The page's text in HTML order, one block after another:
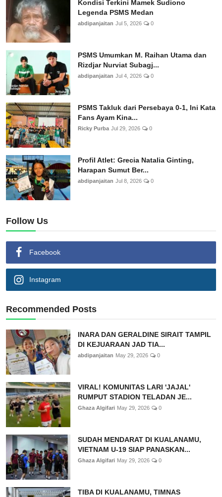
Kondisi Terkini Mamek Sudiono
Legenda PSMS Medan
abdipanjaitan Jul 5, 2026 0
PSMS Umumkan M. Raihan Utama dan
Rizdjar Nurviat Subagj...
abdipanjaitan Jul 4, 2026 0
PSMS Takluk dari Persebaya 0-1, Ini Kata
Fans Ayam Kina...
Ricky Purba Jul 29, 2026 0
Profil Atlet: Grecia Natalia Ginting,
Harapan Sumut Ber...
abdipanjaitan Jul 8, 2026 0
Follow Us
Facebook
Instagram
Recommended Posts
INARA DAN GERALDINE SIRAIT TAMPIL
DI KEJUARAAN JAD TIA...
abdipanjaitan May 29, 2026 0
VIRAL! KOMUNITAS LARI 'JAJAL'
RUMPUT STADION TELADAN JE...
Ghaza Algifari May 29, 2026 0
SUDAH MENDARAT DI KUALANAMU,
VIETNAM U-19 SIAP PANASKAN...
Ghaza Algifari May 29, 2026 0
TIBA DI KUALANAMU, TIMNAS